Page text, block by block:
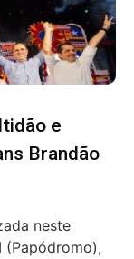
e
Brandão
neste
(Papódromo),